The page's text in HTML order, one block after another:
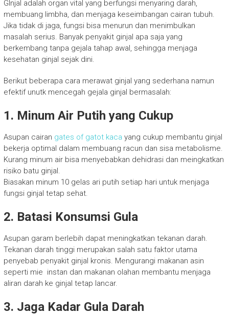
GInjal adalah organ vital yang berfungsi menyaring darah,
membuang limbha, dan menjaga keseimbangan cairan tubuh.
Jika tidak di jaga, fungsi bisa menurun dan menimbulkan
masalah serius. Banyak penyakit ginjal apa saja yang
berkembang tanpa gejala tahap awal, sehingga menjaga
kesehatan ginjal sejak dini.
Berikut beberapa cara merawat ginjal yang sederhana namun
efektif unutk mencegah gejala ginjal bermasalah:
1. Minum Air Putih yang Cukup
Asupan cairan gates of gatot kaca yang cukup membantu ginjal
bekerja optimal dalam membuang racun dan sisa metabolisme.
Kurang minum air bisa menyebabkan dehidrasi dan meingkatkan
risiko batu ginjal.
Biasakan minum 10 gelas ari putih setiap hari untuk menjaga
fungsi ginjal tetap sehat.
2. Batasi Konsumsi Gula
Asupan garam berlebih dapat meningkatkan tekanan darah.
Tekanan darah tinggi merupakan salah satu faktor utama
penyebab penyakit ginjal kronis. Mengurangi makanan asin
seperti mie instan dan makanan olahan membantu menjaga
aliran darah ke ginjal tetap lancar.
3. Jaga Kadar Gula Darah